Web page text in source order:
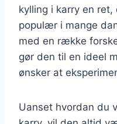
kylling i karry en
populær i mange
med en række
gør den til en ideel
ønsker at
Uanset hvordan du